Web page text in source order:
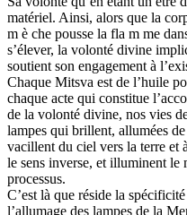
matériel. Ainsi, alors que la
m è che pousse la fla m me
s’élever, la volonté divine
soutient son engagement à
Chaque Mitsva est de l’huile
chaque acte qui constitue
de la volonté divine, nos vies
lampes qui brillent, allumées
vacillent du ciel vers la terre et
le sens inverse, et illuminent le
processus.
C’est là que réside la
l’allumage des lampes de la